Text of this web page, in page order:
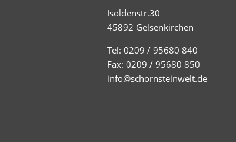
Isoldenstr.30
45892 Gelsenkirchen
Tel: 0209 / 95680 840
Fax: 0209 / 95680 850
info@schornsteinwelt.de